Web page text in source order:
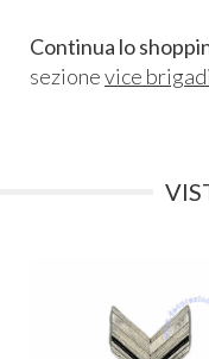
Continua lo
sezionevice